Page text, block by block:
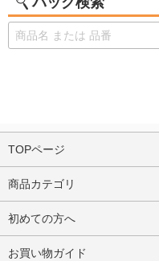
TOPページ
商品カテゴリ
初めての方へ
お買い物ガイド